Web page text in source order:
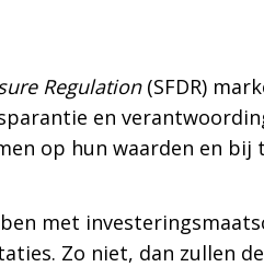
Regulation(SFDR)
en
op hun waarden en
met
Zo niet, dan zullen